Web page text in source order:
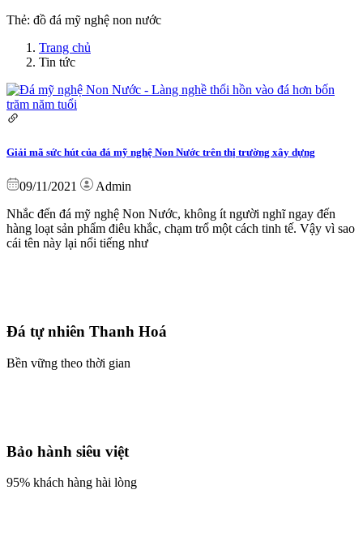
Thẻ: đồ đá mỹ nghệ non nước
Trang chủ
Tin tức
Giải mã sức hút của đá mỹ nghệ Non Nước trên thị trường xây dựng
09/11/2021
Admin
Nhắc đến đá mỹ nghệ Non Nước, không ít người nghĩ ngay đến
hàng loạt sản phẩm điêu khắc, chạm trổ một cách tinh tế. Vậy vì sao
cái tên này lại nổi tiếng như
Đá tự nhiên Thanh Hoá
Bền vững theo thời gian
Bảo hành siêu việt
95% khách hàng hài lòng